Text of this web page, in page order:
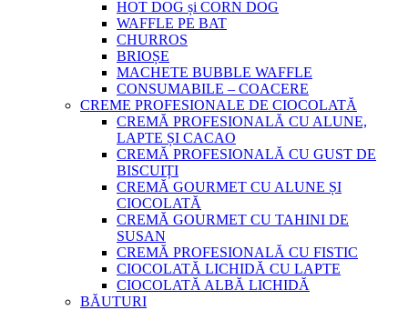
HOT DOG și CORN DOG
WAFFLE PE BAT
CHURROS
BRIOȘE
MACHETE BUBBLE WAFFLE
CONSUMABILE – COACERE
CREME PROFESIONALE DE CIOCOLATĂ
CREMĂ PROFESIONALĂ CU ALUNE,
LAPTE ȘI CACAO
CREMĂ PROFESIONALĂ CU GUST DE
BISCUIȚI
CREMĂ GOURMET CU ALUNE ȘI
CIOCOLATĂ
CREMĂ GOURMET CU TAHINI DE
SUSAN
CREMĂ PROFESIONALĂ CU FISTIC
CIOCOLATĂ LICHIDĂ CU LAPTE
CIOCOLATĂ ALBĂ LICHIDĂ
BĂUTURI